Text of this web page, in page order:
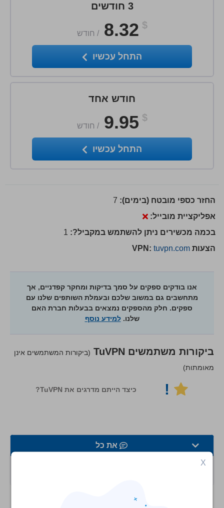
3 חודשים
$
8.32
/ חודש
התחל עכשיו
חודש אחד
$
9.95
/ חודש
התחל עכשיו
החזר כספי מובטח (בימים): 7
אפליקציית מובייל:
בכמה מכשירים ניתן להשתמש במקביל?: 1
הצעות VPN: tuvpn.com
אנו בודקים ספקים על סמך בדיקות ומחקר קפדניים, אך
מתחשבים גם במשוב שלכם ובעמלת השותפים שלנו עם
ספקים. חלק מהספקים נמצאים בבעלות חברת האם
שלנו.למידע נוסף
ביקורות משתמשים TuVPN (ביקורות המשתמשים אינן
מאומתות)
! כיצד הייתם מדרגים את TuVPN?
את כל
X